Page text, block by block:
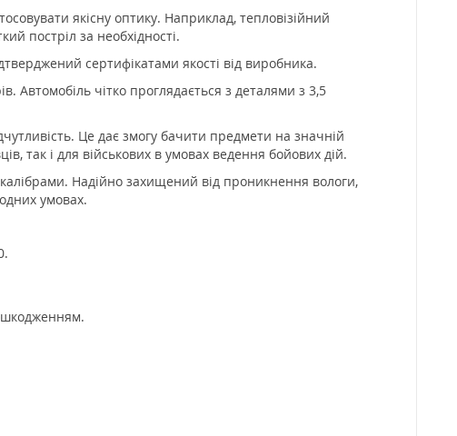
якісну оптику. Наприклад, тепловізійний
постріл за необхідності.
сертифікатами якості від виробника.
Автомобіль чітко проглядається з деталями з 3,5
Це дає змогу бачити предмети на значній
так і для військових в умовах ведення бойових дій.
Надійно захищений від проникнення вологи,
умовах.